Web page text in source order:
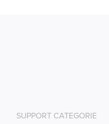
SUPPORT CATEGORIE